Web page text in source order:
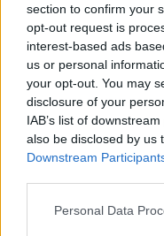
section to confirm your
opt-out request is
interest-based ads
us or personal
your opt-out. You may
disclosure of your
IAB’s list of
also be disclosed by us
Downstream
Personal Data
Link
Salva
dconcolato